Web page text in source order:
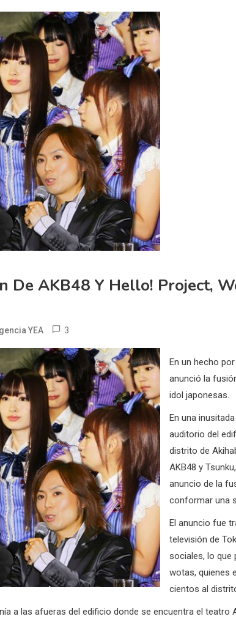
De AKB48 Y Hello! Project,
YEA 3
En un hecho
anunció la
idol japonesas.
En una
auditorio del
distrito de
AKB48 y
anuncio de la
conformar una
El anuncio fue
televisión de
sociales, lo que
wotas, quienes
cientos al
a las afueras del edificio donde se encuentra el teatro